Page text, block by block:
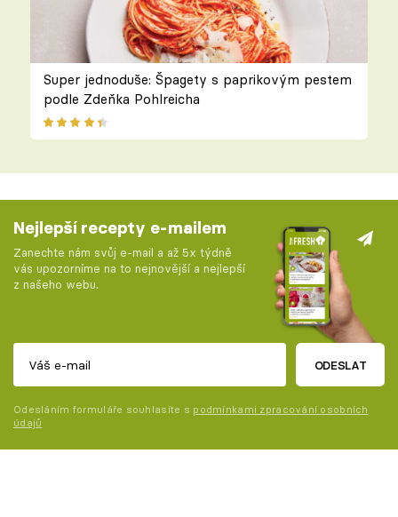
Super jednoduše: Špagety s paprikovým pestem
podle Zdeňka Pohlreicha
Nejlepší recepty e-mailem
Zanechte nám svůj e-mail a až 5x týdně
vás upozorníme na to nejnovější a nejlepší
z našeho webu.
ODESLAT
Odesláním formuláře souhlasíte s podmínkami zpracování osobních
údajů